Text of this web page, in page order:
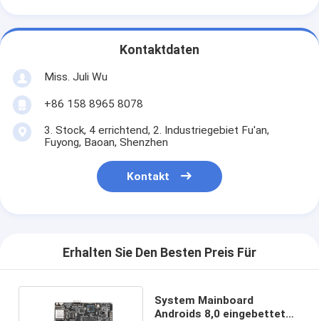
Kontaktdaten
Miss. Juli Wu
+86 158 8965 8078
3. Stock, 4 errichtend, 2. Industriegebiet Fu'an,
Fuyong, Baoan, Shenzhen
Kontakt
Erhalten Sie Den Besten Preis Für
System Mainboard
Androids 8,0 eingebetteter